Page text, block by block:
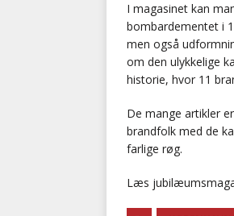
I magasinet kan
bombardementet i
men også
om den ulykkelige
historie, hvor 11
De mange artikler
brandfolk med de
farlige røg.
Læs